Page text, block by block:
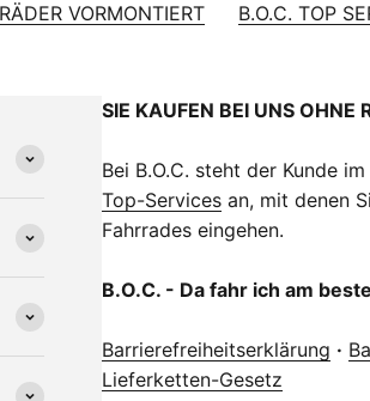
RÄDER VORMONTIERT B.O.C. TOP
SIE KAUFEN BEI UNS OHNE
Bei B.O.C. steht der Kunde
Top-Services an, mit denen
Fahrrades eingehen.
B.O.C. - Da fahr ich am
Barrierefreiheitserklärung ·
Lieferketten-Gesetz